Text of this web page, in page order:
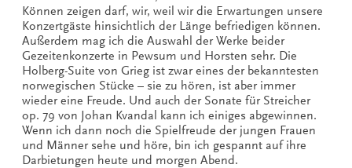
Können zeigen darf, wir, weil wir die Erwartungen unsere
Konzertgäste hinsichtlich der Länge befriedigen können.
Außerdem mag ich die Auswahl der Werke beider
Gezeitenkonzerte in Pewsum und Horsten sehr. Die
Holberg-Suite von Grieg ist zwar eines der bekanntesten
norwegischen Stücke – sie zu hören, ist aber immer
wieder eine Freude. Und auch der Sonate für Streicher
op. 79 von Johan Kvandal kann ich einiges abgewinnen.
Wenn ich dann noch die Spielfreude der jungen Frauen
und Männer sehe und höre, bin ich gespannt auf ihre
Darbietungen heute und morgen Abend.